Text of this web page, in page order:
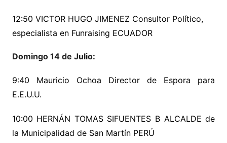
12:50 VICTOR HUGO JIMENEZ Consultor Político,
especialista en Funraising ECUADOR
Domingo 14 de Julio:
9:40 Mauricio Ochoa Director de Espora para
E.E.U.U.
10:00 HERNÁN TOMAS SIFUENTES B ALCALDE de
la Municipalidad de San Martín PERÚ